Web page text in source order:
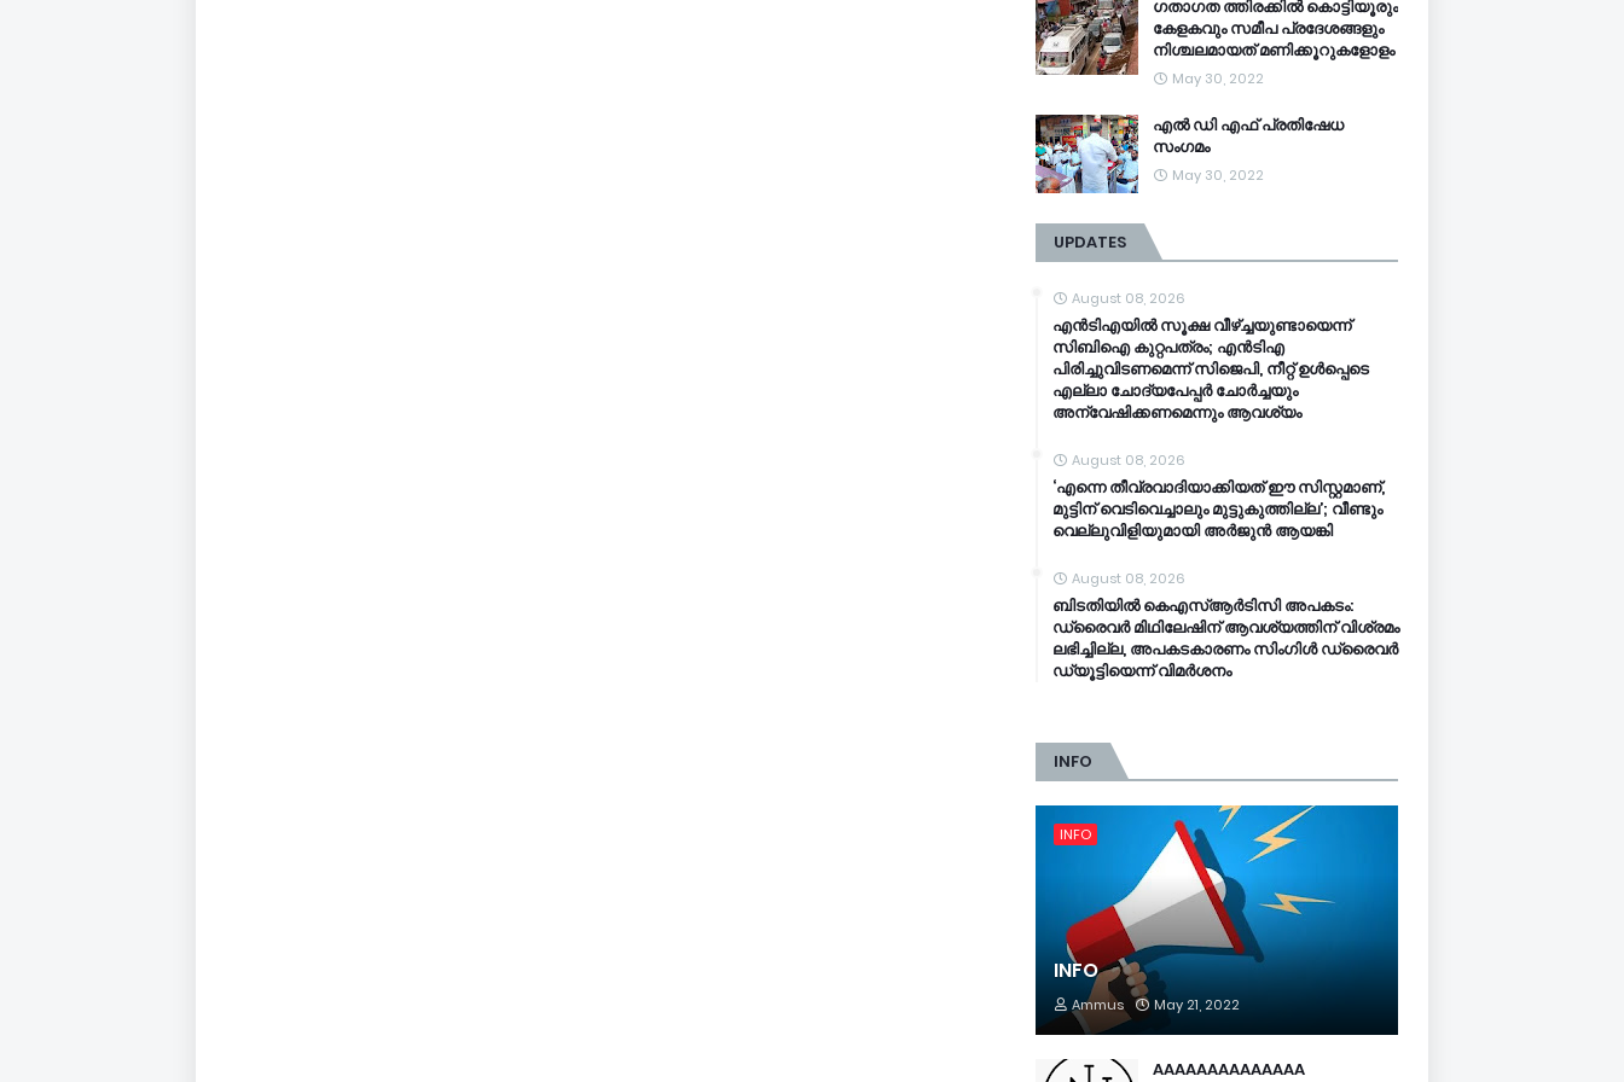
ഗതാഗത ത്തിരക്കിൽ കൊട്ടിയൂരും
കേളകവും സമീപ പ്രദേശങ്ങളും
നിശ്ചലമായത് മണിക്കൂറുകളോളം
May 30, 2022
എൽ ഡി എഫ് പ്രതിഷേധ
സംഗമം
May 30, 2022
UPDATES
August 08, 2026
എൻടിഎയിൽ സൂക്ഷ വീഴ്ച്ചയുണ്ടായെന്ന്
സിബിഐ കുറ്റപത്രം; എൻടിഎ
പിരിച്ചുവിടണമെന്ന് സിജെപി, നീറ്റ് ഉൾപ്പെടെ
എല്ലാ ചോദ്യപേപ്പർ ചോർച്ചയും
അന്വേഷിക്കണമെന്നും ആവശ്യം
August 08, 2026
‘എന്നെ തീവ്രവാദിയാക്കിയത് ഈ സിസ്റ്റമാണ്,
മുട്ടിന് വെടിവെച്ചാലും മുട്ടുകുത്തില്ല’; വീണ്ടും
വെല്ലുവിളിയുമായി അർജുൻ ആയങ്കി
August 08, 2026
ബിടതിയിൽ കെഎസ്ആർടിസി അപകടം:
ഡ്രൈവർ മിഥിലേഷിന് ആവശ്യത്തിന് വിശ്രമം
ലഭിച്ചില്ല, അപകടകാരണം സിംഗിൾ ഡ്രൈവർ
ഡ്യൂട്ടിയെന്ന് വിമർശനം
INFO
INFO
INFO
Ammus May 21, 2022
AAAAAAAAAAAAAA